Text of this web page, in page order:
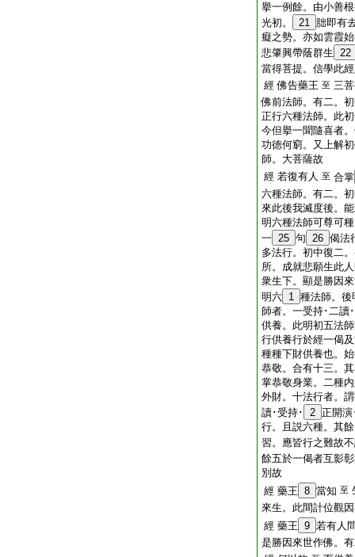
擧一例餘。由小善
光初。
21 胐即有
癡之勢。亦如雲霞
悲肇興帶蔭群生 22
當得菩提。信學此
經 佛告藥王 至 三
佛前法師。有二。
正行六種法師。此
今但擧一聞隨喜者
功徳何窮。又上解
師。大菩薩故
經 若復有人 至 合掌
六種法師。有二。
來此後我滅度後。
明六種法師可尊可
一 25 句 26 偈法
多法行。初中復二
所。成就悲願生此
衆生下。顯是勝因
明六 1 種法師。後
師者。一受持･二讀
供養。此明初五法
行供養行於經一偈
種種下財供養也。
恭敬。合有十三。
掌恭敬身業。二種
外財。十法行者。
讀･受持･
2 正開演
行。且説六種。其
習。應皆行之難故
餘五於一偈者互影
別故
經 藥王 8 當知 至
來生。此間計位觀
經 藥王 9 若有人
是勝因來世作佛。